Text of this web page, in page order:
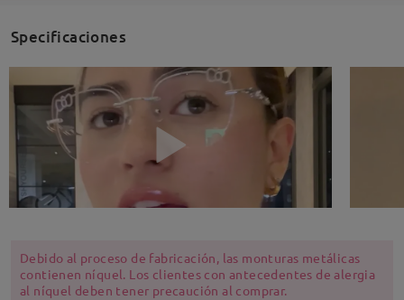
Specificaciones
Debido al proceso de fabricación, las monturas metálicas
contienen níquel. Los clientes con antecedentes de alergia
al níquel deben tener precaución al comprar.